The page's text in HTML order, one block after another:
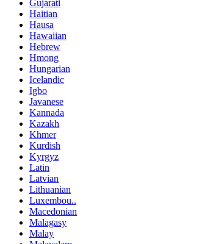
Gujarati
Haitian
Hausa
Hawaiian
Hebrew
Hmong
Hungarian
Icelandic
Igbo
Javanese
Kannada
Kazakh
Khmer
Kurdish
Kyrgyz
Latin
Latvian
Lithuanian
Luxembou..
Macedonian
Malagasy
Malay